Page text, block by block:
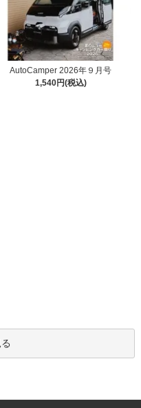
AutoCamper 2026年９月号
1,540円(税込)